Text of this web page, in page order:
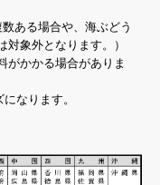
ある場合や、海ぶどう
象外となります。）
がかかる場合がありま
なります。